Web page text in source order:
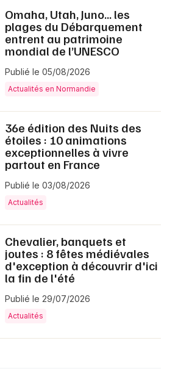
Omaha, Utah, Juno… les
plages du Débarquement
entrent au patrimoine
mondial de l’UNESCO
Publié le 05/08/2026
Actualités en Normandie
36e édition des Nuits des
étoiles : 10 animations
exceptionnelles à vivre
partout en France
Publié le 03/08/2026
Actualités
Chevalier, banquets et
joutes : 8 fêtes médiévales
d'exception à découvrir d'ici
la fin de l'été
Publié le 29/07/2026
Actualités